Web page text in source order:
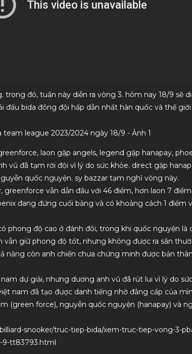
trong đó, tuần này diễn ra vòng 3. hôm nay 18/9 sẽ
đấu bida đồng đội hấp dẫn nhất hàn quốc và thế
laon gặp angels, legend gặp hanapay,
vũ đã tạm rời đội vì lý do sức khỏe. direct gặp
quốc nguyện. sy bazzar tạm nghỉ vòng này.
greenforce vẫn dẫn đầu với 46 điểm, hơn laon 7
đang đứng cuối bảng và có khoảng cách 1 điểm
phong độ cao ở đánh đôi, trong khi quốc nguyện là
vẫn giữ phong độ tốt, nhưng không được ra sân
năng còn anh chiến chưa chứng minh được bản
dự giải, nhưng dương anh vũ đã rút lui vì lý do
nam đã tạo được danh tiếng nhờ đẳng cấp của
(green force), nguyễn quốc nguyện (hanapay) và
snooker/truc-tiep-bida/xem-truc-tiep-vong-3-
9-tt83793.html